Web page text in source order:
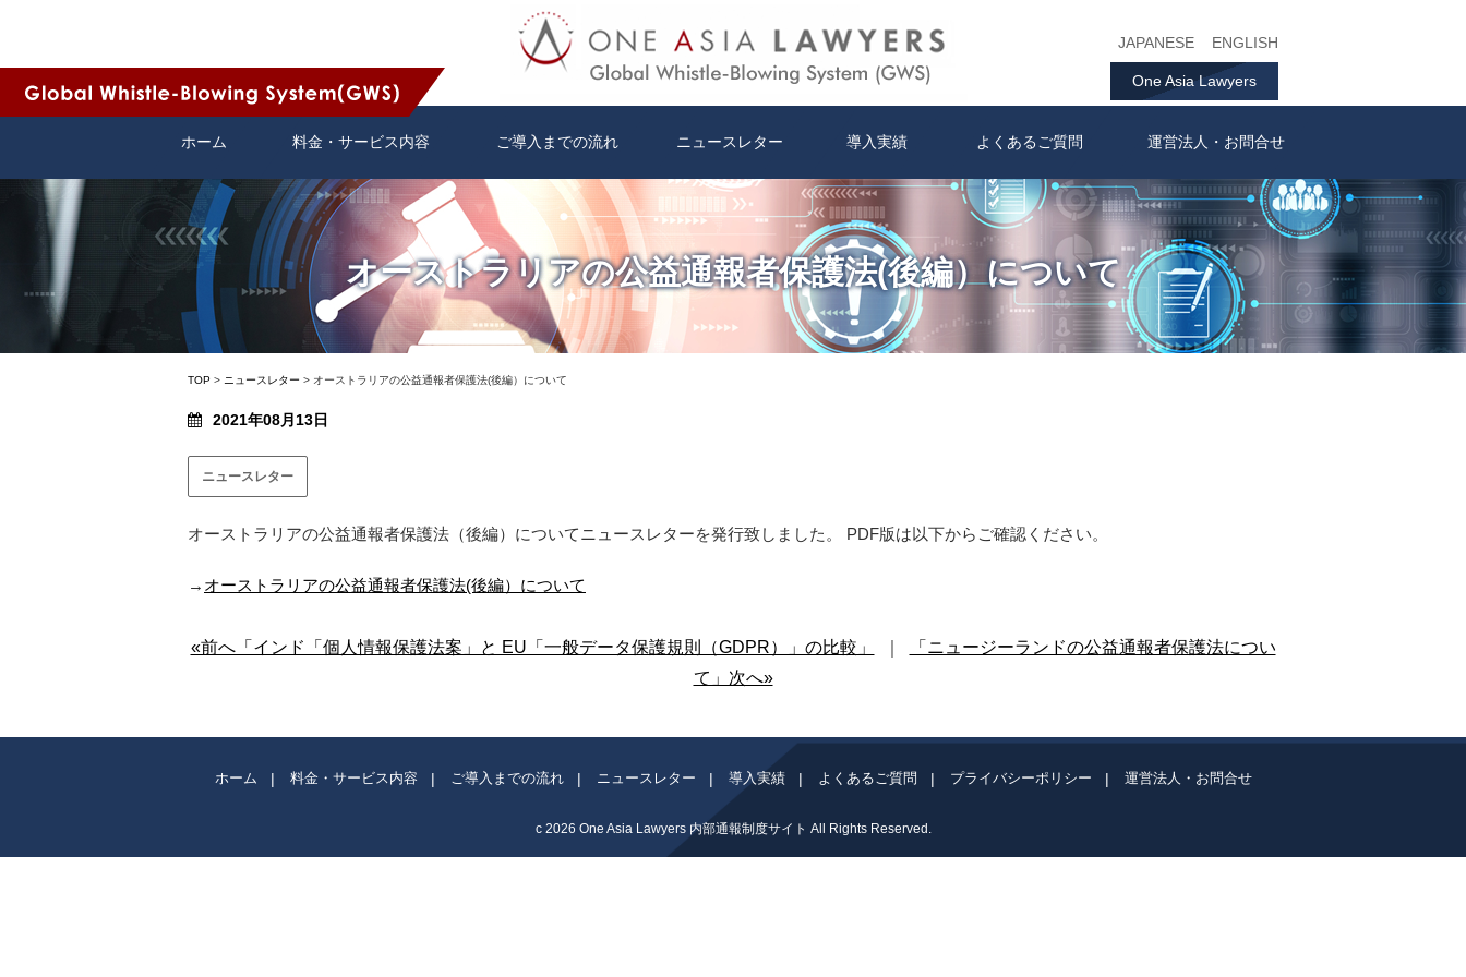
JAPANESE ENGLISH
One Asia Lawyers
ホーム 料金・サービス内容 ご導入までの流れ ニュースレター 導入実績 よくあるご質問 運営法人・お問合せ
オーストラリアの公益通報者保護法(後編）について
TOP > ニュースレター > オーストラリアの公益通報者保護法(後編）について
2021年08月13日
ニュースレター
オーストラリアの公益通報者保護法（後編）についてニュースレターを発行致しました。 PDF版は以下からご確認ください。
→ オーストラリアの公益通報者保護法(後編）について
«前へ「インド「個人情報保護法案」と EU「一般データ保護規則（GDPR）」の比較」
「ニュージーランドの公益通報者保護法につい
て」次へ»
ホーム 料金・サービス内容 ご導入までの流れ ニュースレター 導入実績 よくあるご質問 プライバシーポリシー 運営法人・お問合せ
c 2026 One Asia Lawyers 内部通報制度サイト All Rights Reserved.